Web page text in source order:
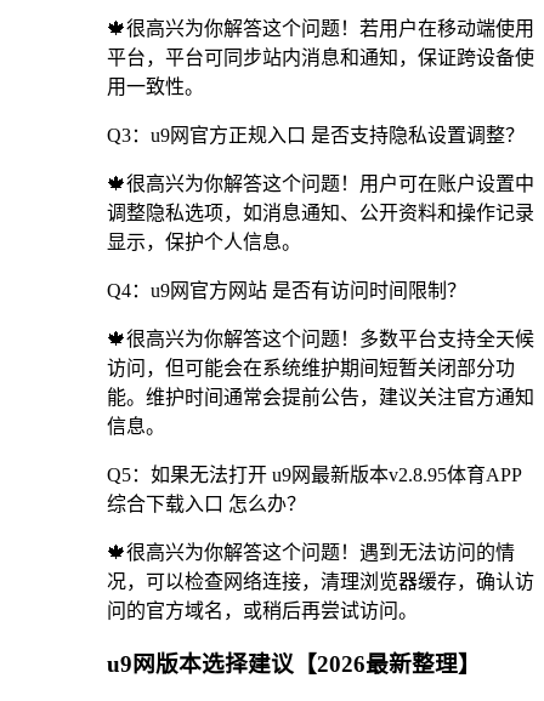
🍁很高兴为你解答这个问题！若用户在移动端使用
平台，平台可同步站内消息和通知，保证跨设备使
用一致性。
Q3：u9网官方正规入口 是否支持隐私设置调整？
🍁很高兴为你解答这个问题！用户可在账户设置中
调整隐私选项，如消息通知、公开资料和操作记录
显示，保护个人信息。
Q4：u9网官方网站 是否有访问时间限制？
🍁很高兴为你解答这个问题！多数平台支持全天候
访问，但可能会在系统维护期间短暂关闭部分功
能。维护时间通常会提前公告，建议关注官方通知
信息。
Q5：如果无法打开 u9网最新版本v2.8.95体育APP
综合下载入口 怎么办？
🍁很高兴为你解答这个问题！遇到无法访问的情
况，可以检查网络连接，清理浏览器缓存，确认访
问的官方域名，或稍后再尝试访问。
u9网版本选择建议【2026最新整理】